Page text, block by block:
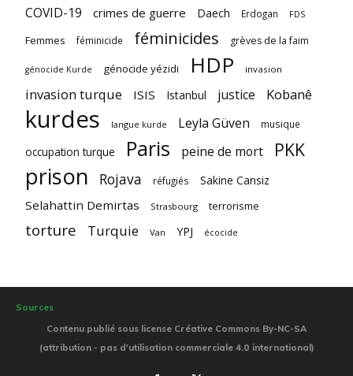
COVID-19 crimes de guerre Daech Erdogan FDS
Femmes féminicide féminicides grèves de la faim
génocide Kurde génocide yézidi HDP invasion
invasion turque ISIS Istanbul justice Kobanê
kurdes langue kurde Leyla Güven musique
occupation turque Paris peine de mort PKK
prison Rojava réfugiés Sakine Cansiz
Selahattin Demirtas Strasbourg terrorisme
torture Turquie Van YPJ écocide
Sources
Contenu publié sous license Créative Commons By-NC-SA
(attribution - pas d'utilisation commerciale 4.0 international)